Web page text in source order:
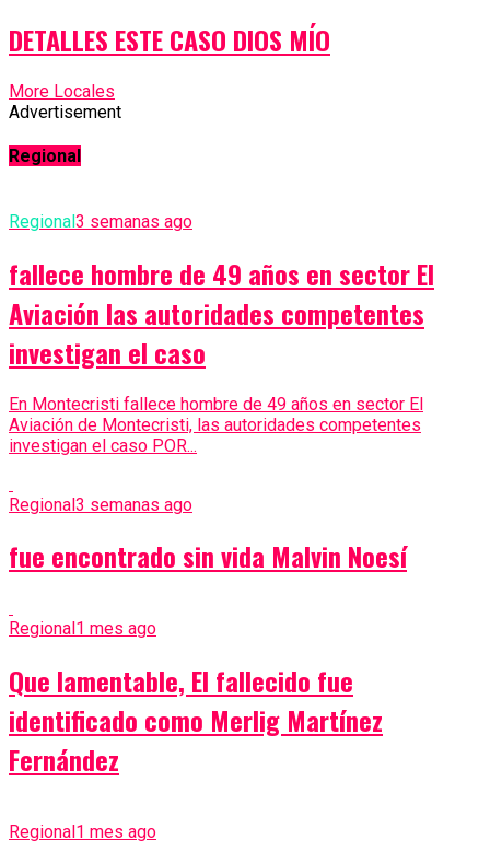
DETALLES ESTE CASO DIOS MÍO
More Locales
Advertisement
Regional
Regional3 semanas ago
fallece hombre de 49 años en sector El
Aviación las autoridades competentes
investigan el caso
En Montecristi fallece hombre de 49 años en sector El
Aviación de Montecristi, las autoridades competentes
investigan el caso POR...
Regional3 semanas ago
fue encontrado sin vida Malvin Noesí
Regional 1 mes ago
Que lamentable, El fallecido fue
identificado como Merlig Martínez
Fernández
Regional1 mes ago